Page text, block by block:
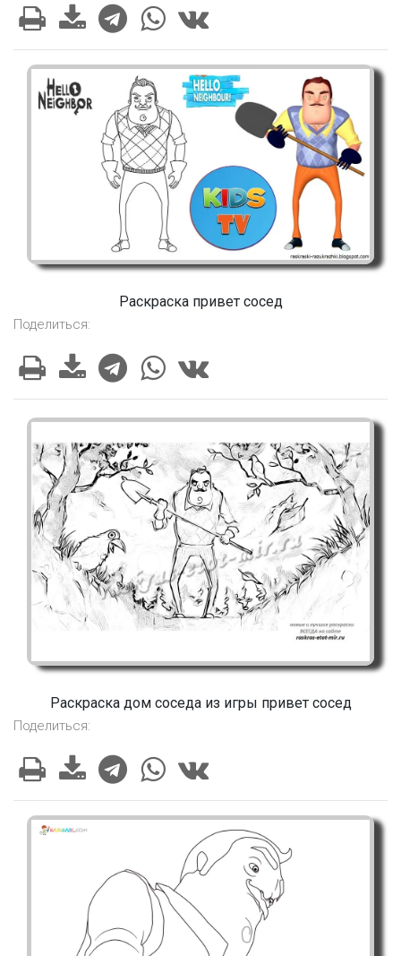
Раскраска привет сосед
Поделиться:
Раскраска дом соседа из игры привет сосед
Поделиться: